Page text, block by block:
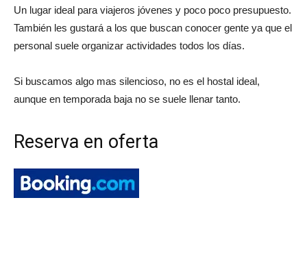
Un lugar ideal para viajeros jóvenes y poco poco presupuesto.
También les gustará a los que buscan conocer gente ya que el
personal suele organizar actividades todos los días.
Si buscamos algo mas silencioso, no es el hostal ideal,
aunque en temporada baja no se suele llenar tanto.
Reserva en oferta